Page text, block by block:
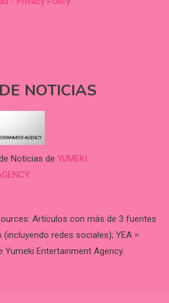
NOTICIAS
Noticias de YUMEKI
Artículos con más de 3 fuentes
redes sociales); YEA =
Yumeki Entertainment Agency.